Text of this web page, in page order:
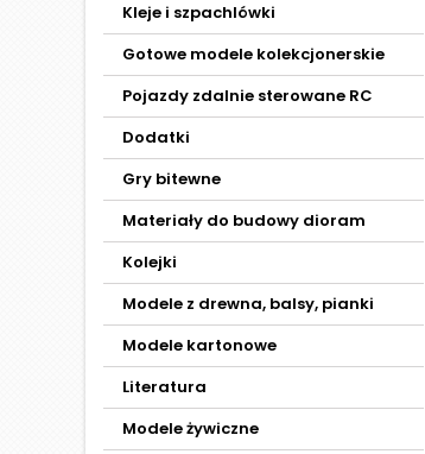
Kleje i szpachlówki
Gotowe modele kolekcjonerskie
Pojazdy zdalnie sterowane RC
Dodatki
Gry bitewne
Materiały do budowy dioram
Kolejki
Modele z drewna, balsy, pianki
Modele kartonowe
Literatura
Modele żywiczne